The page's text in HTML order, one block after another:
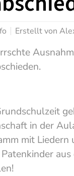
Erstellt von
in der
mit